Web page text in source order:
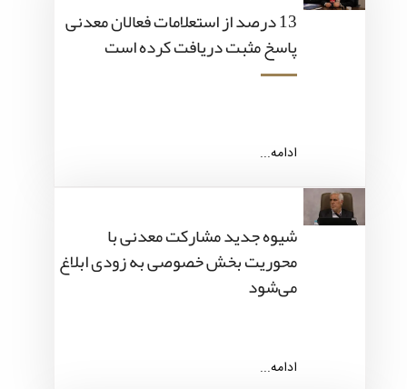
13 درصد از استعلامات فعالان معدنی
پاسخ مثبت دریافت کرده است
ادامه...
شیوه جدید مشارکت معدنی با
محوریت بخش خصوصی به زودی ابلاغ
می‌شود
ادامه...